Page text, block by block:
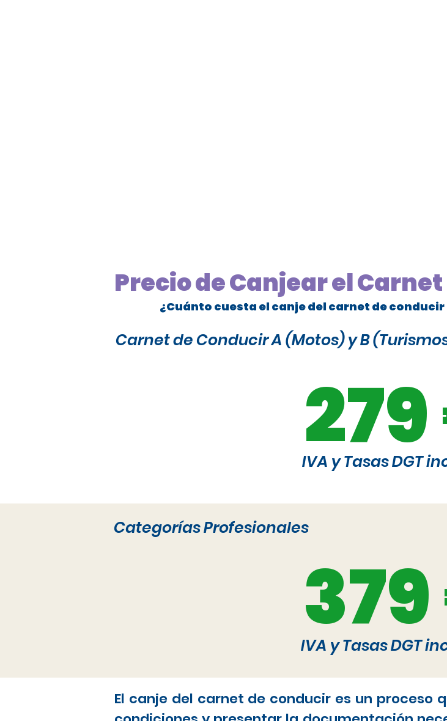
Precio de Canjear el
¿Cuánto cuesta el canje del carnet de conducir
Carnet de Conducir A (Motos) y B
IVA y Tasas DGT
Categorías Profesionales
IVA y Tasas DGT
El canje del carnet de conducir es un proceso